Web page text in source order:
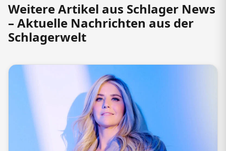
Weitere Artikel aus Schlager News
– Aktuelle Nachrichten aus der
Schlagerwelt